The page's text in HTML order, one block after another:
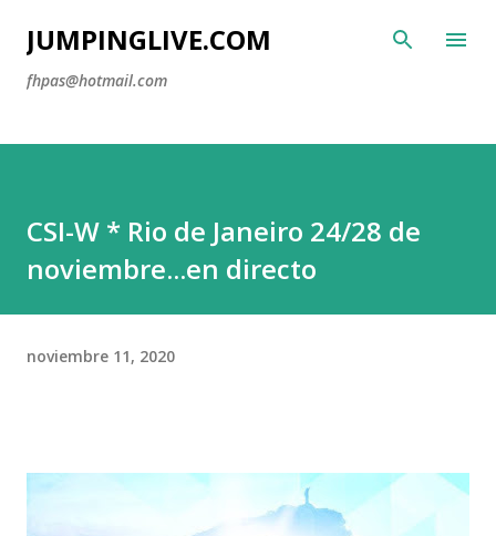
Ir al contenido principal
JUMPINGLIVE.COM
fhpas@hotmail.com
CSI-W * Rio de Janeiro 24/28 de
noviembre...en directo
noviembre 11, 2020